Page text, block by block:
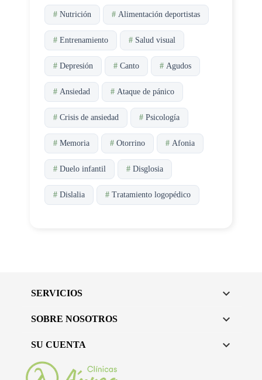
# Nutrición # Alimentación deportistas
# Entrenamiento # Salud visual
# Depresión # Canto # Agudos
# Ansiedad # Ataque de pánico
# Crisis de ansiedad # Psicología
# Memoria # Otorrino # Afonia
# Duelo infantil # Disglosia
# Dislalia # Tratamiento logopédico
SERVICIOS 
SOBRE NOSOTROS 
SU CUENTA 